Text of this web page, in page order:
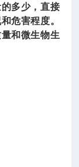
多少，直接
危害程度。
和微生物生